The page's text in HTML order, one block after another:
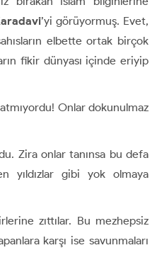
’yi görüyormuş. Evet,
elbette ortak birçok
fikir dünyası içinde eriyip
Onlar dokunulmaz
Zira onlar tanınsa bu defa
yıldızlar gibi yok olmaya
zıttılar. Bu mezhepsiz
karşı ise savunmaları